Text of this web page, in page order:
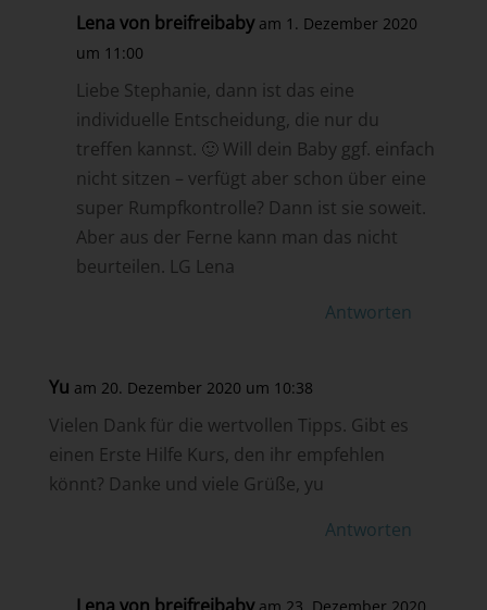
Lena von breifreibaby am 1. Dezember 2020
um 11:00
Liebe Stephanie, dann ist das eine
individuelle Entscheidung, die nur du
treffen kannst. 🙂 Will dein Baby ggf. einfach
nicht sitzen – verfügt aber schon über eine
super Rumpfkontrolle? Dann ist sie soweit.
Aber aus der Ferne kann man das nicht
beurteilen. LG Lena
Antworten
Yu am 20. Dezember 2020 um 10:38
Vielen Dank für die wertvollen Tipps. Gibt es
einen Erste Hilfe Kurs, den ihr empfehlen
könnt? Danke und viele Grüße, yu
Antworten